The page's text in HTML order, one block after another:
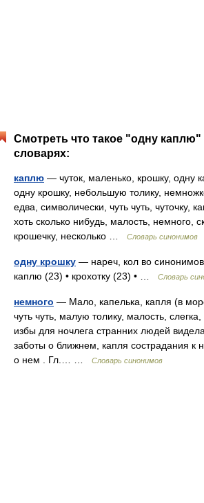
Смотреть что такое "одну каплю"
словарях:
каплю — чуток, маленько, крошку, одну
одну крошку, небольшую толику,
едва, символически, чуть чуть, чуточку,
хоть сколько нибудь, малость, немного,
крошечку, несколько …
Словарь синонимов
одну крошку — нареч, кол во
каплю (23) • крохотку (23) • …
Словарь
немного — Мало, капелька, капля (в
чуть чуть, малую толику, малость,
избы для ночлега странних людей
заботы о ближнем, капля сострадания к
о нем . Гл.… …
Словарь синонимов